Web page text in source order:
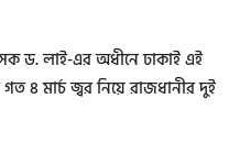
ড. লাই-এর অধীনে ঢাকাই এই
৪ মার্চ জ্বর নিয়ে রাজধানীর দুই